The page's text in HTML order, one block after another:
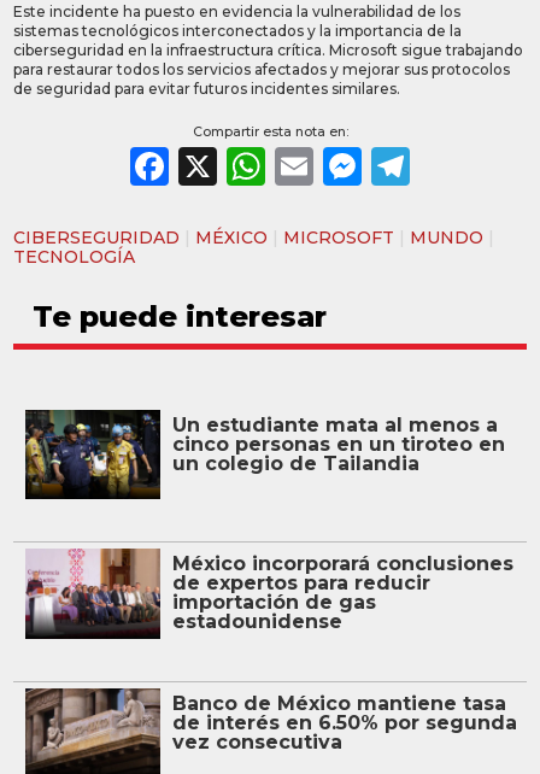
Este incidente ha puesto en evidencia la vulnerabilidad de los
sistemas tecnológicos interconectados y la importancia de la
ciberseguridad en la infraestructura crítica. Microsoft sigue trabajando
para restaurar todos los servicios afectados y mejorar sus protocolos
de seguridad para evitar futuros incidentes similares.
Compartir esta nota en:
Facebook
X WhatsApp
Email
CIBERSEGURIDAD | MÉXICO | MICROSOFT | MUNDO |
TECNOLOGÍA
Te puede interesar
Un estudiante mata al menos a
cinco personas en un tiroteo en
un colegio de Tailandia
México incorporará conclusiones
de expertos para reducir
importación de gas
estadounidense
Banco de México mantiene tasa
de interés en 6.50% por segunda
vez consecutiva